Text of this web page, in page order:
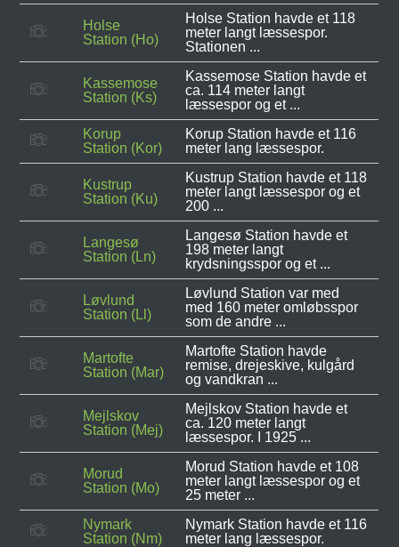
Holse
Station (Ho)
Holse Station havde et 118
meter langt læssespor.
Stationen ...
Kassemose
Station (Ks)
Kassemose Station havde et
ca. 114 meter langt
læssespor og et ...
Korup
Station (Kor)
Korup Station havde et 116
meter lang læssespor.
Kustrup
Station (Ku)
Kustrup Station havde et 118
meter langt læssespor og et
200 ...
Langesø
Station (Ln)
Langesø Station havde et
198 meter langt
krydsningsspor og et ...
Løvlund
Station (Ll)
Løvlund Station var med
med 160 meter omløbsspor
som de andre ...
Martofte
Station (Mar)
Martofte Station havde
remise, drejeskive, kulgård
og vandkran ...
Mejlskov
Station (Mej)
Mejlskov Station havde et
ca. 120 meter langt
læssespor. I 1925 ...
Morud
Station (Mo)
Morud Station havde et 108
meter langt læssespor og et
25 meter ...
Nymark
Station (Nm)
Nymark Station havde et 116
meter lang læssespor.